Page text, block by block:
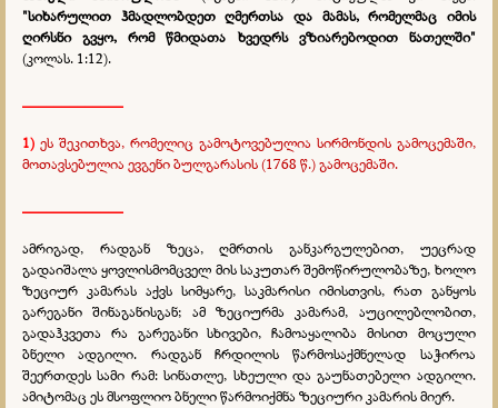
"სიხარულით ჰმადლობდეთ ღმერთსა და მამას, რომელმაც იმის
ღირსნი გვყო, რომ წმიდათა ხვედრს ვზიარებოდით ნათელში"
(კოლას. 1:12).
1) ეს შეკითხვა, რომელიც გამოტოვებულია სირმონდის გამოცემაში,
მოთავსებულია ევგენი ბულგარასის(1768 წ.)გამოცემაში.
ამრიგად, რადგან ზეცა, ღმრთის განკარგულებით, უეცრად
გადაიშალა ყოვლისმომცველ მის საკუთარ შემოწირულობაზე, ხოლო
ზეციურ კამარას აქვს სიმყარე, საკმარისი იმისთვის, რათ განყოს
გარეგანი შინაგანისგან; ამ ზეციურმა კამარამ, აუცილებლობით,
გადაჰკვეთა რა გარეგანი სხივები, ჩამოაყალიბა მისით მოცული
ბნელი ადგილი. რადგან ჩრდილის წარმოსაქმნელად საჭიროა
შეერთდეს სამი რამ: სინათლე, სხეული და გაუნათებელი ადგილი.
ამიტომაც ეს მსოფლიო ბნელი წარმოიქმნა ზეციური კამარის მიერ.